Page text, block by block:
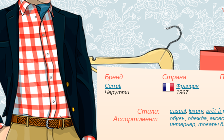
Бренд Страна
Cerruti
Черутти
Франция
1967
Стили: casual, luxury, prêt-à-
Ассортимент: обувь одежда
интерьер товары